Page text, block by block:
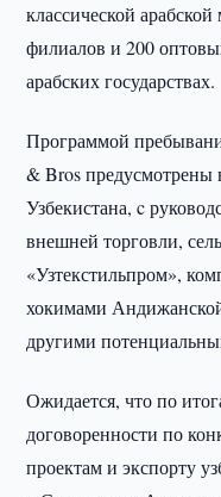
классической
филиалов и 200
арабских государствах.
Программой
& Bros предусмотрены
Узбекистана, c
внешней торговли,
«Узтекстильпром»,
хокимами
другими
Ожидается, что по
договоренности по
проектам и экспорту